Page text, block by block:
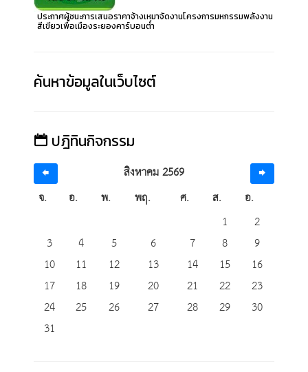
ประกาศผู้ชนะการเสนอราคาจ้างเหมาจัดงานโครงการมหกรรมพลังงาน
สีเขียวเพื่อเมืองระยองคาร์บอนต่ำ
ค้นหาข้อมูลในเว็บไซต์
ปฎิทินกิจกรรม
สิงหาคม 2569
จ.
อ. พ. พฤ. ศ. ส.
อ.
1
2
3
4 5 6 7 8
9
10
11 12 13 14 15
16
17
18 19 20 21 22
23
24
25 26 27 28 29
30
31